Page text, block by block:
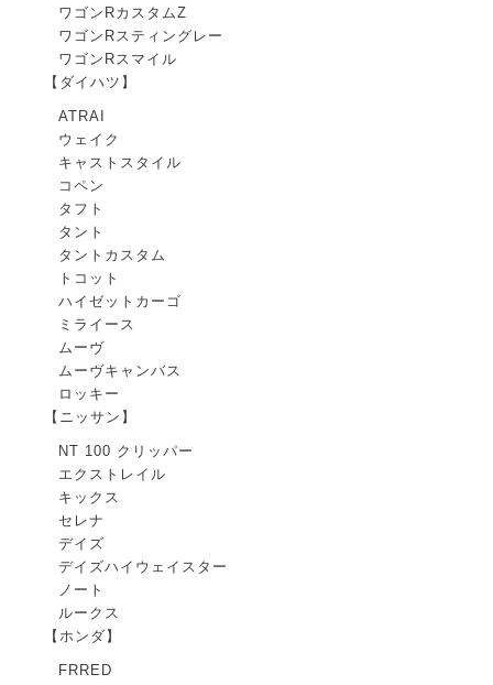
ワゴンRカスタムZ
ワゴンRスティングレー
ワゴンRスマイル
【ダイハツ】
ATRAI
ウェイク
キャストスタイル
コペン
タフト
タント
タントカスタム
トコット
ハイゼットカーゴ
ミライース
ムーヴ
ムーヴキャンバス
ロッキー
【ニッサン】
NT 100 クリッパー
エクストレイル
キックス
セレナ
デイズ
デイズハイウェイスター
ノート
ルークス
【ホンダ】
FRRED